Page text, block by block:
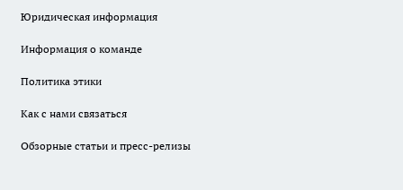
Юридическая информация
Информация о команде
Политика этики
Как с нами связаться
Обзорные статьи и пресс-релизы